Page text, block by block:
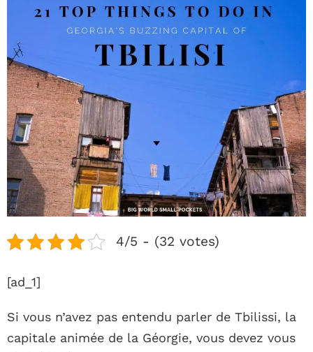
4/5 - (32 votes)
[ad_1]
Si vous n’avez pas entendu parler de Tbilissi, la
capitale animée de la Géorgie, vous devez vous